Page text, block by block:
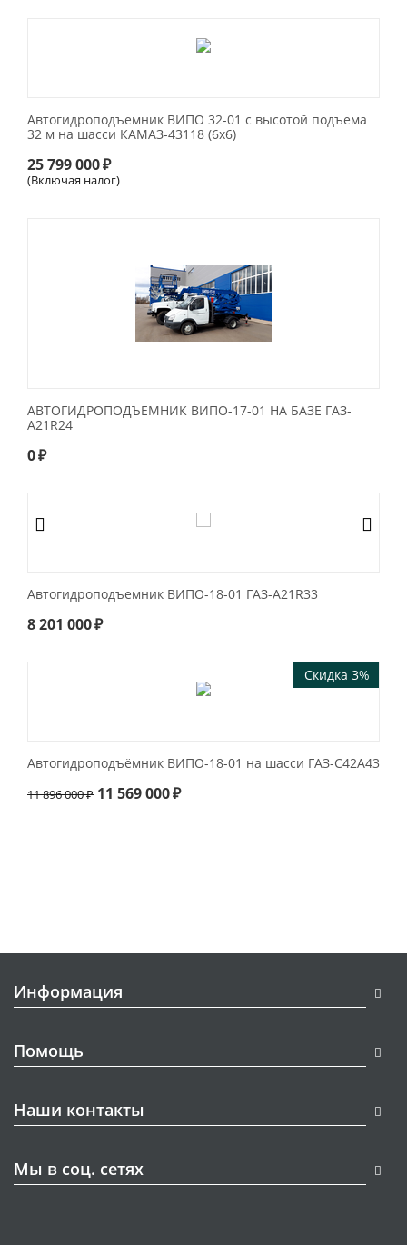
Автогидроподъемник ВИПО 32-01 с высотой подъема
32 м на шасси КАМАЗ-43118 (6х6)
25 799 000₽
(Включая налог)
АВТОГИДРОПОДЪЕМНИК ВИПО-17-01 НА БАЗЕ ГАЗ-
А21R24
0₽
Автогидроподъемник ВИПО-18-01 ГАЗ-А21R33
8 201 000₽
Скидка 3%
Автогидроподъёмник ВИПО-18-01 на шасси ГАЗ-C42А43
11 896 000₽ 11 569 000₽
Информация
Помощь
Наши контакты
Мы в соц. сетях